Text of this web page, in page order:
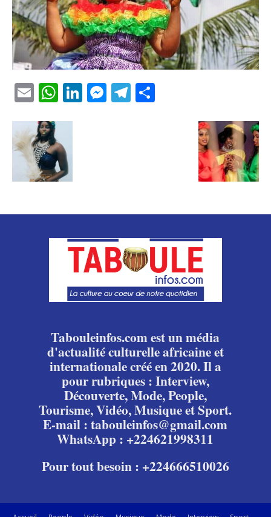
EmailWhatsApp
LinkedIn
Messenger
Telegram
Tabouleinfos.com est un média
d'actualité culturelle africaine et
internationale créé en 2020. Il a
pour rubriques : Interview,
Découverte, Mode, People,
Tourisme, Vidéo, Musique et Sport.
E-mail : tabouleinfos@gmail.com
WhatsApp : +224621998311
Pour tout besoin : +224666510026